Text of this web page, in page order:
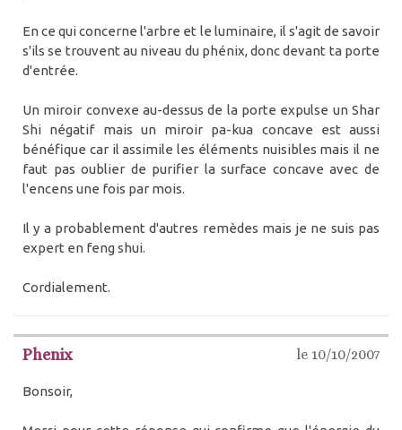
En ce qui concerne l'arbre et le luminaire, il s'agit de savoir
s'ils se trouvent au niveau du phénix, donc devant ta porte
d'entrée.
Un miroir convexe au-dessus de la porte expulse un Shar
Shi négatif mais un miroir pa-kua concave est aussi
bénéfique car il assimile les éléments nuisibles mais il ne
faut pas oublier de purifier la surface concave avec de
l'encens une fois par mois.
Il y a probablement d'autres remèdes mais je ne suis pas
expert en feng shui.
Cordialement.
Phenix le 10/10/2007
Bonsoir,